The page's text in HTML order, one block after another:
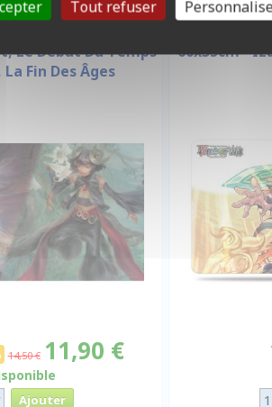
Le Début Du Temps
Fin Des Âges
14,50 € 11,90 €
60x35cm -
Tout refuser